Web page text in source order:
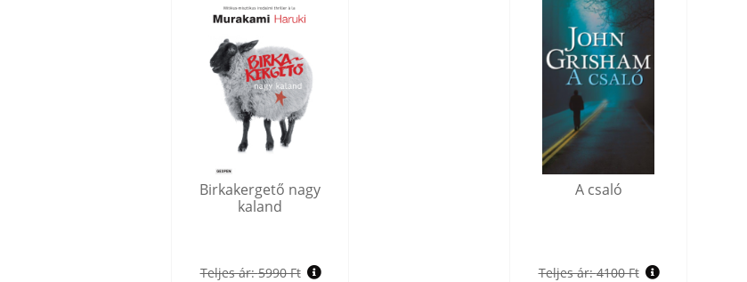
Birkakergető nagy
kaland
Teljes ár:5990 Ft
A csaló
Teljes ár:4100 Ft